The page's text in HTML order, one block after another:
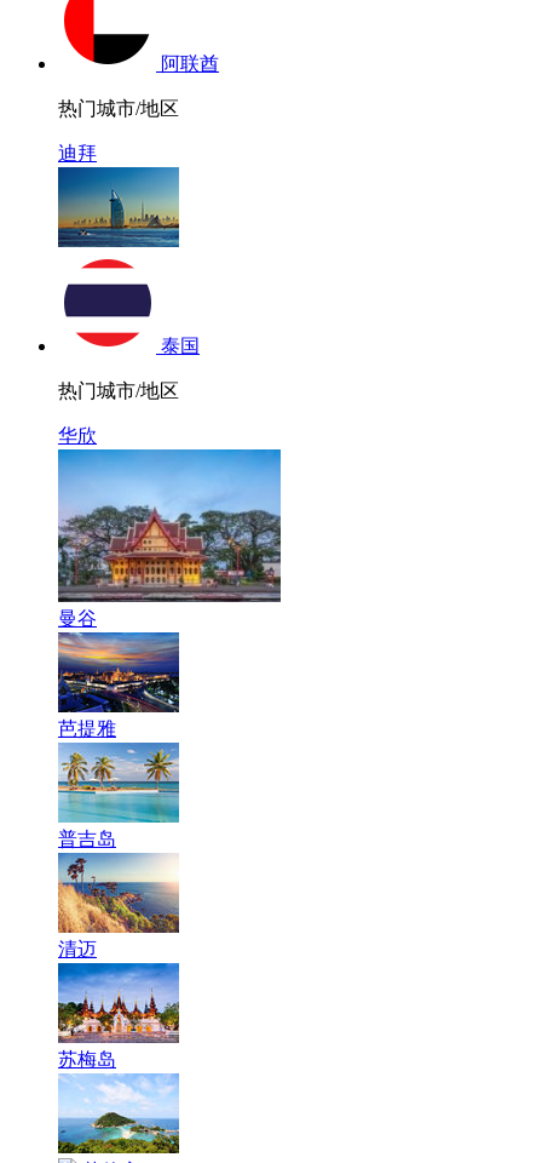
阿联酋
热门城市/地区
迪拜
泰国
热门城市/地区
华欣
曼谷
芭提雅
普吉岛
清迈
苏梅岛